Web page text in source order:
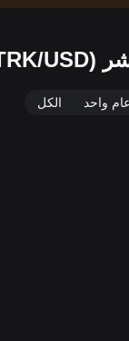
عام واحد الكل